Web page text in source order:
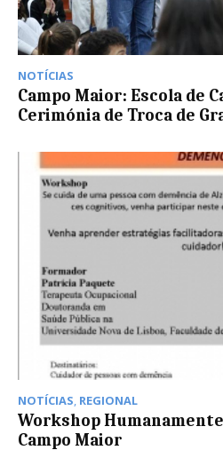
NOTÍCIAS
Campo Maior: Escola de
Cerimónia de Troca de
NOTÍCIAS, REGIONAL
Workshop
Campo Maior